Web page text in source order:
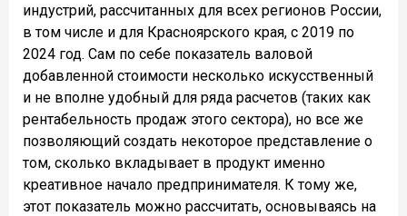
индустрий, рассчитанных для всех регионов России,
в том числе и для Красноярского края, с 2019 по
2024 год. Сам по себе показатель валовой
добавленной стоимости несколько искусственный
и не вполне удобный для ряда расчетов (таких как
рентабельность продаж этого сектора), но все же
позволяющий создать некоторое представление о
том, сколько вкладывает в продукт именно
креативное начало предпринимателя. К тому же,
этот показатель можно рассчитать, основываясь на